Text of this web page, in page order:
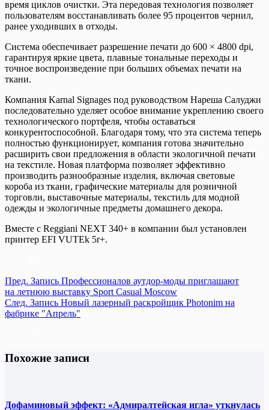
время циклов очистки. Эта передовая технология позволяет
пользователям восстанавливать более 95 процентов чернил,
ранее уходивших в отходы.
Система обеспечивает разрешение печати до 600 × 4800 dpi,
гарантируя яркие цвета, плавные тональные переходы и
точное воспроизведение при больших объемах печати на
ткани.
Компания Karnal Signages под руководством Нареша Салуджи
последовательно уделяет особое внимание укреплению своего
технологического портфеля, чтобы оставаться
конкурентоспособной. Благодаря тому, что эта система теперь
полностью функционирует, компания готова значительно
расширить свои предложения в области экологичной печати
на текстиле. Новая платформа позволяет эффективно
производить разнообразные изделия, включая световые
короба из ткани, графические материалы для розничной
торговли, выставочные материалы, текстиль для модной
одежды и экологичные предметы домашнего декора.
Вместе с Reggiani NEXT 340+ в компании был установлен
принтер EFI VUTEk 5r+.
Пред. Запись Профессионалов аутдор-моды приглашают
на летнюю выставку Sport Casual Moscow
След. Запись Новый лазерный раскройщик Photonim на
фабрике "Апрель"
Похожие записи
Дофаминовый эффект: «Адмиралтейская игла» уткнулась